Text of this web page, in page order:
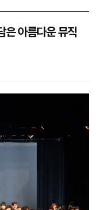
은 아름다운 뮤직